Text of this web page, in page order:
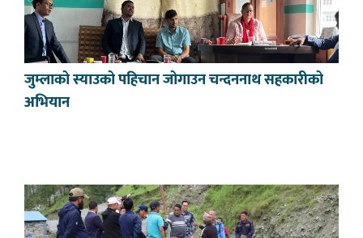
जुम्लाको स्याउको पहिचान जोगाउन चन्दननाथ सहकारीको
अभियान